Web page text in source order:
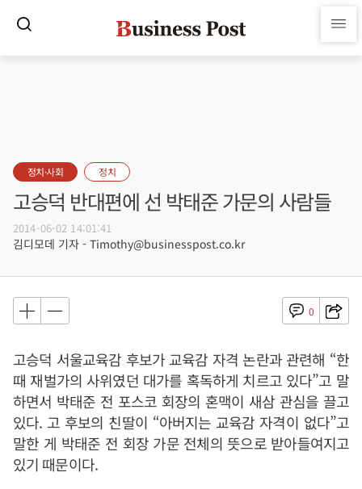
정치·사회 정치
고승덕 반대편에 선 박태준 가문의 사람들
2014-06-02 14:01:41
김디모데 기자 - Timothy@businesspost.co.kr
0
고승덕 서울교육감 후보가 교육감 자격 논란과 관련해 “한
때 재벌가의 사위였던 대가를 혹독하게 치르고 있다”고 말
하면서 박태준 전 포스코 회장의 혼맥이 새삼 관심을 끌고
있다. 고 후보의 친딸이 “아버지는 교육감 자격이 없다”고
말한 게 박태준 전 회장 가문 전체의 뜻으로 받아들여지고
있기 때문이다.